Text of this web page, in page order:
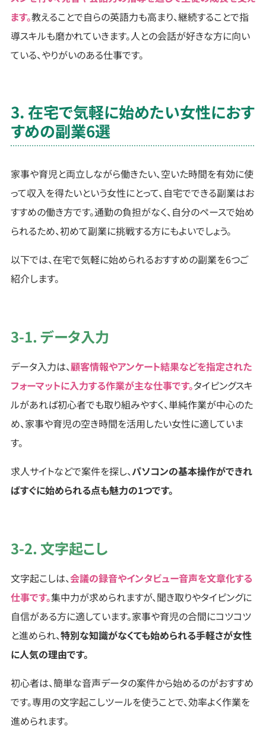
ます。教えることで自らの英語力も高まり、継続することで指
導スキルも磨かれていきます。人との会話が好きな方に向い
ている、やりがいのある仕事です。
3. 在宅で気軽に始めたい女性におす
すめの副業6選
家事や育児と両立しながら働きたい、空いた時間を有効に使
って収入を得たいという女性にとって、自宅でできる副業はお
すすめの働き方です。通勤の負担がなく、自分のペースで始め
られるため、初めて副業に挑戦する方にもよいでしょう。
以下では、在宅で気軽に始められるおすすめの副業を6つご
紹介します。
3-1. データ入力
データ入力は、顧客情報やアンケート結果などを指定された
フォーマットに入力する作業が主な仕事です。タイピングスキ
ルがあれば初心者でも取り組みやすく、単純作業が中心のた
め、家事や育児の空き時間を活用したい女性に適していま
す。
求人サイトなどで案件を探し、パソコンの基本操作ができれ
ばすぐに始められる点も魅力の1つです。
3-2. 文字起こし
文字起こしは、会議の録音やインタビュー音声を文章化する
仕事です。集中力が求められますが、聞き取りやタイピングに
自信がある方に適しています。家事や育児の合間にコツコツ
と進められ、特別な知識がなくても始められる手軽さが女性
に人気の理由です。
初心者は、簡単な音声データの案件から始めるのがおすすめ
です。専用の文字起こしツールを使うことで、効率よく作業を
進められます。